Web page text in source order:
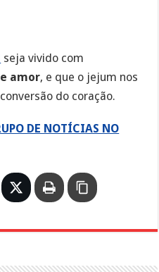
seja vivido com
amor, e que o jejum nos
do coração.
DE NOTÍCIAS NO